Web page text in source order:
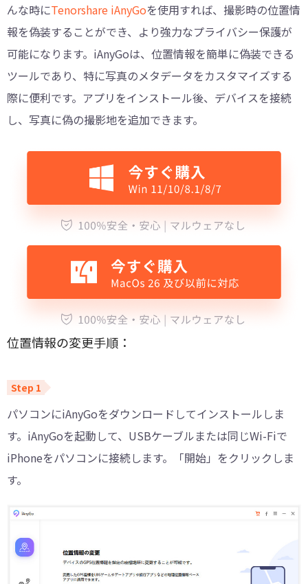
んな時にTenorshare iAnyGoを使用すれば、撮影時の位置情
報を偽装することができ、より強力なプライバシー保護が
可能になります。iAnyGoは、位置情報を簡単に偽装できる
ツールであり、特に写真のメタデータをカスタマイズする
際に便利です。アプリをインストール後、デバイスを接続
し、写真に偽の撮影地を追加できます。
位置情報の変更手順：
パソコンにiAnyGoをダウンロードしてインストールしま
す。iAnyGoを起動して、USBケーブルまたは同じWi-Fiで
iPhoneをパソコンに接続します。「開始」をクリックしま
す。